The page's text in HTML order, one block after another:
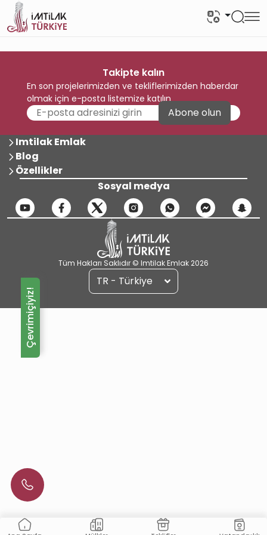
Takipte kalın
En son projelerimizden ve tekliflerimizden haberdar
olmak için e-posta listemize katılın
Abone olun
Imtilak Emlak
Blog
Özellikler
Sosyal medya
Tüm Hakları Saklıdır © Imtilak Emlak 2026
TR - Türkiye
Çevrimiçiyiz!